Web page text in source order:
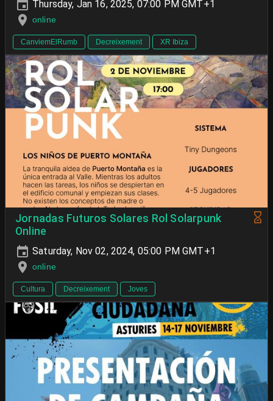
Thursday, Jan 16, 2025, 07:00 PM GMT+1
online
CanviemElRumb Decreixement XR Ibiza
Jornadas Futuros Solares Rol Solarpunk
Online
Saturday, Nov 02, 2024, 05:00 PM GMT+1
online
Cultura Decreixement Joves